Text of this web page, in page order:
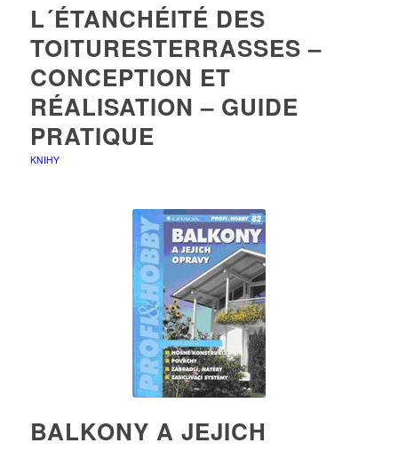
L´ÉTANCHÉITÉ DES
TOITURESTERRASSES –
CONCEPTION ET
RÉALISATION – GUIDE
PRATIQUE
KNIHY
BALKONY A JEJICH